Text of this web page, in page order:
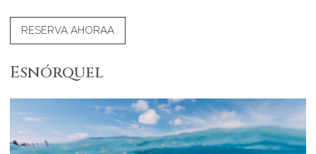
RESERVA AHORAA
Esnórquel